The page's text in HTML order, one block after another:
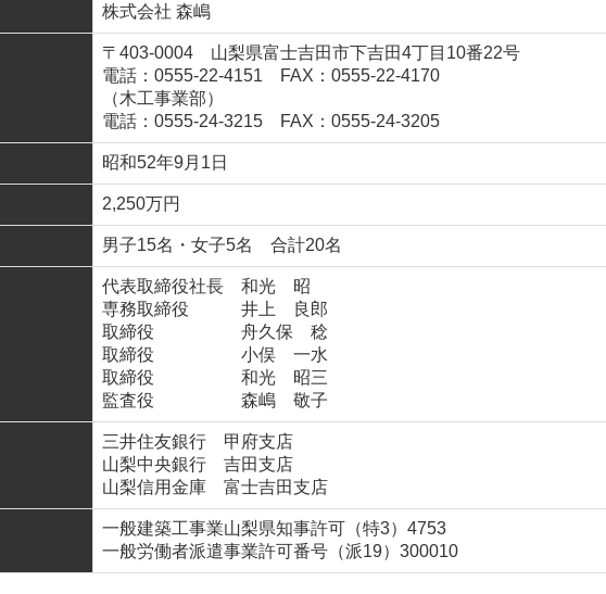
株式会社 森嶋
〒403-0004 山梨県富士吉田市下吉田4丁目10番22号
電話： 0555-22-4151 FAX：0555-22-4170
（木工事業部）
電話： 0555-24-3215FAX：0555-24-3205
昭和52年9月1日
2,250万円
男子15名・女子5名 合計20名
代表取締役社長 和光 昭
専務取締役 井上 良郎
取締役 舟久保 稔
取締役 小俣 一水
取締役 和光 昭三
監査役 森嶋 敬子
三井住友銀行 甲府支店
山梨中央銀行 吉田支店
山梨信用金庫 富士吉田支店
一般建築工事業山梨県知事許可（特3）4753
一般労働者派遣事業許可番号（派19）300010